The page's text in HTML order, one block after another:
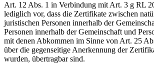
Art. 12 Abs. 1 in Verbindung mit Art. 3 g RL
lediglich vor, dass die Zertifikate zwischen
juristischen Personen innerhalb der
Personen innerhalb der Gemeinschaft und
mit denen Abkommen im Sinne von Art. 25
über die gegenseitige Anerkennung der
wurden, übertragbar sind.